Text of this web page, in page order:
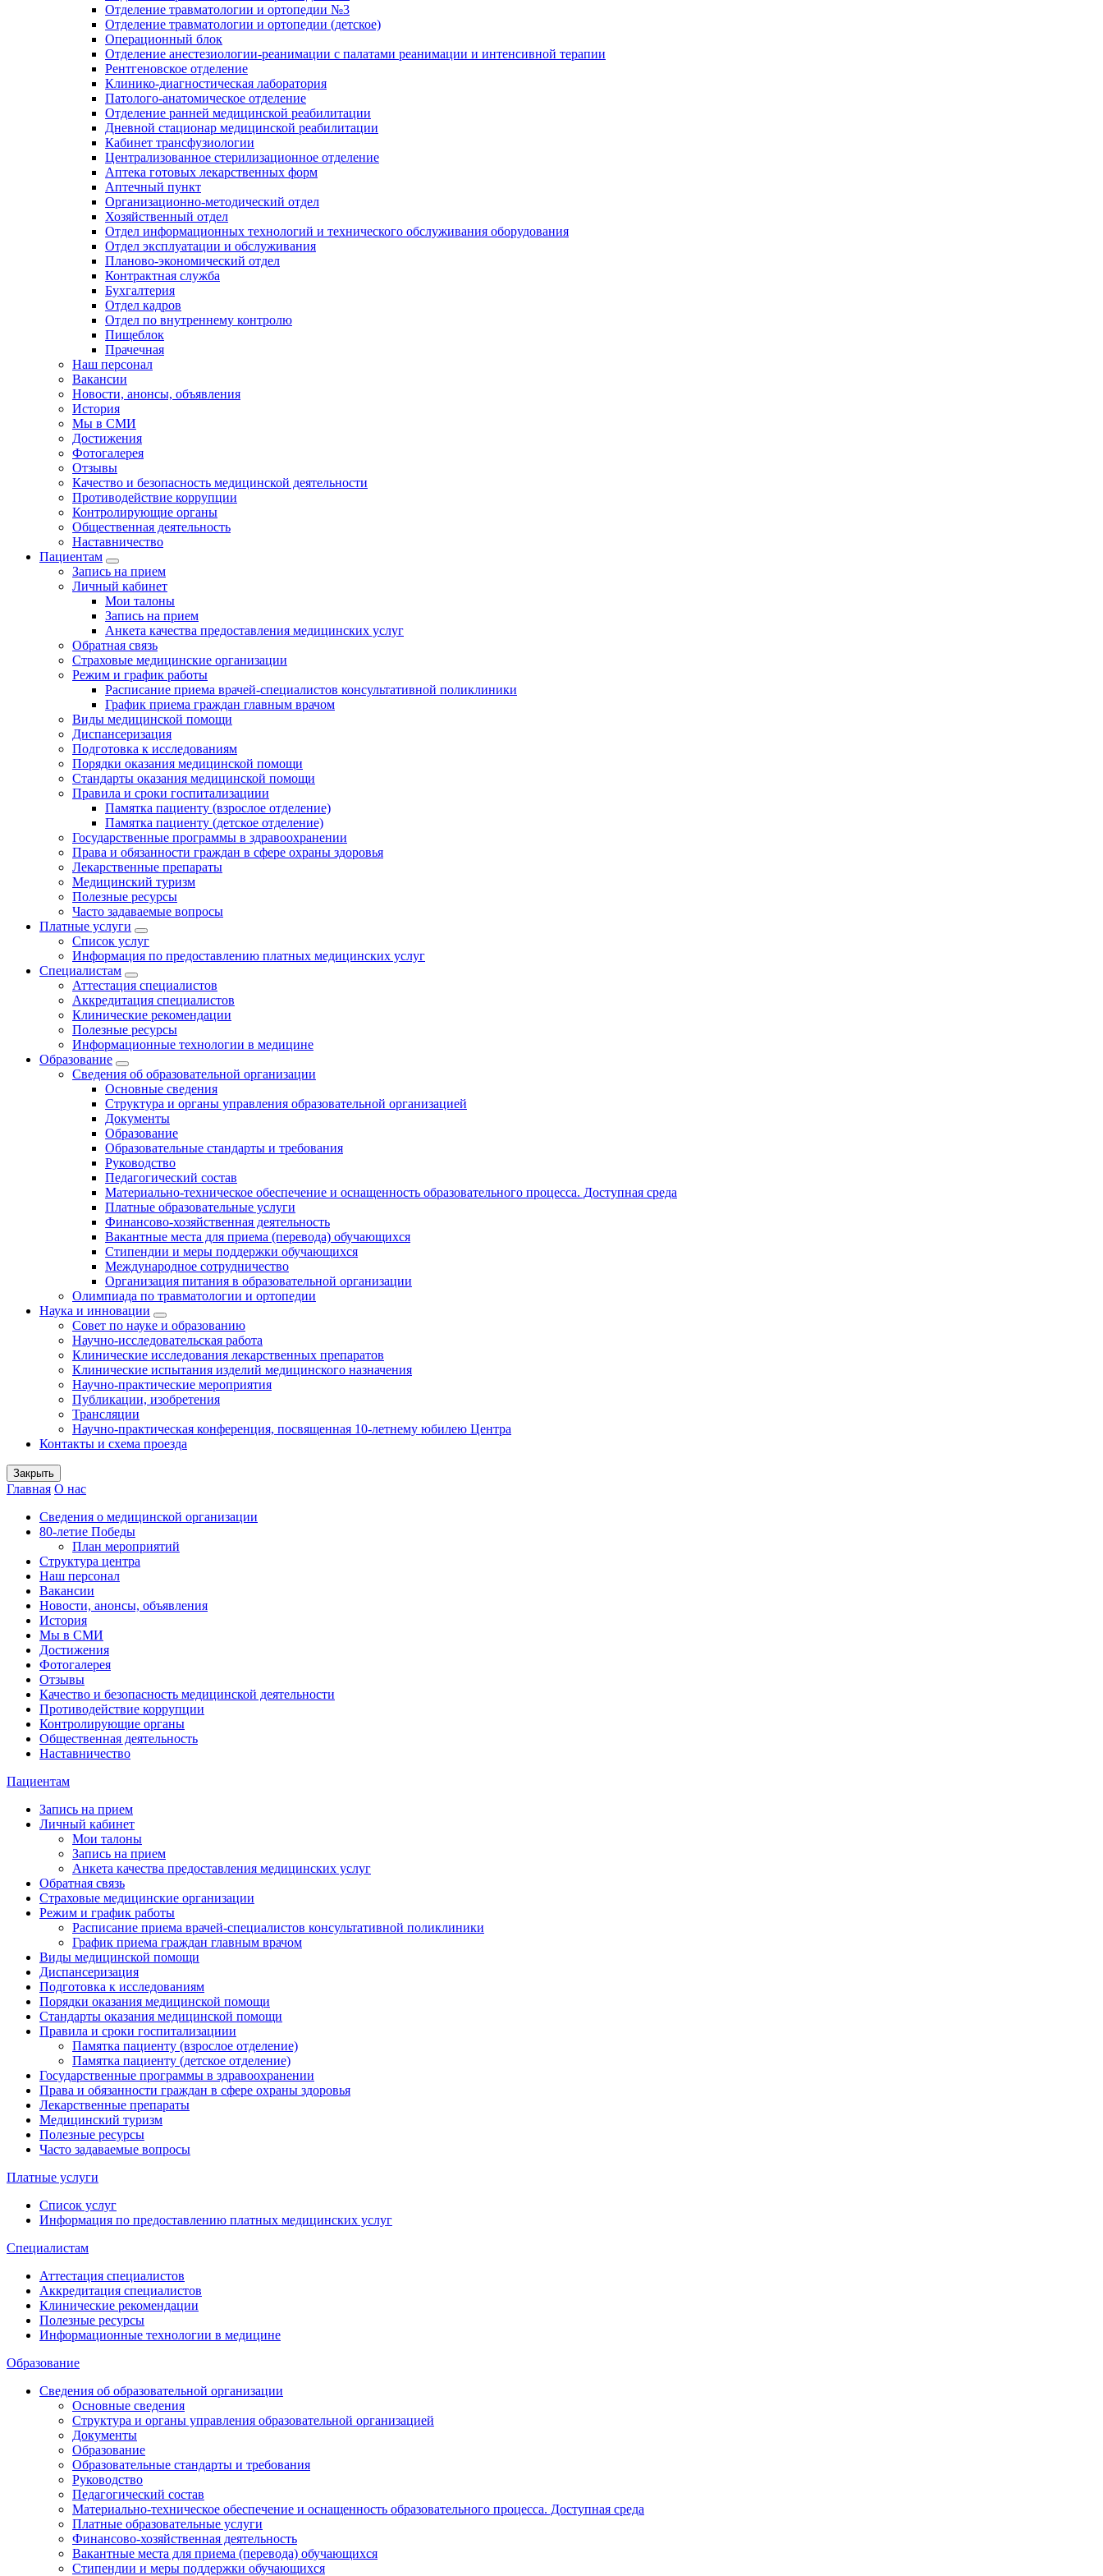
Отделение травматологии и ортопедии №3
Отделение травматологии и ортопедии (детское)
Операционный блок
Отделение анестезиологии-реанимации с палатами реанимации и интенсивной терапии
Рентгеновское отделение
Клинико-диагностическая лаборатория
Патолого-анатомическое отделение
Отделение ранней медицинской реабилитации
Дневной стационар медицинской реабилитации
Кабинет трансфузиологии
Централизованное стерилизационное отделение
Аптека готовых лекарственных форм
Аптечный пункт
Организационно-методический отдел
Хозяйственный отдел
Отдел информационных технологий и технического обслуживания оборудования
Отдел эксплуатации и обслуживания
Планово-экономический отдел
Контрактная служба
Бухгалтерия
Отдел кадров
Отдел по внутреннему контролю
Пищеблок
Прачечная
Наш персонал
Вакансии
Новости, анонсы, объявления
История
Мы в СМИ
Достижения
Фотогалерея
Отзывы
Качество и безопасность медицинской деятельности
Противодействие коррупции
Контролирующие органы
Общественная деятельность
Наставничество
Пациентам
Запись на прием
Личный кабинет
Мои талоны
Запись на прием
Анкета качества предоставления медицинских услуг
Обратная связь
Страховые медицинские организации
Режим и график работы
Расписание приема врачей-специалистов консультативной поликлиники
График приема граждан главным врачом
Виды медицинской помощи
Диспансеризация
Подготовка к исследованиям
Порядки оказания медицинской помощи
Стандарты оказания медицинской помощи
Правила и сроки госпитализациии
Памятка пациенту (взрослое отделение)
Памятка пациенту (детское отделение)
Государственные программы в здравоохранении
Права и обязанности граждан в сфере охраны здоровья
Лекарственные препараты
Медицинский туризм
Полезные ресурсы
Часто задаваемые вопросы
Платные услуги
Список услуг
Информация по предоставлению платных медицинских услуг
Специалистам
Аттестация специалистов
Аккредитация специалистов
Клинические рекомендации
Полезные ресурсы
Информационные технологии в медицине
Образование
Сведения об образовательной организации
Основные сведения
Структура и органы управления образовательной организацией
Документы
Образование
Образовательные стандарты и требования
Руководство
Педагогический состав
Материально-техническое обеспечение и оснащенность образовательного процесса. Доступная среда
Платные образовательные услуги
Финансово-хозяйственная деятельность
Вакантные места для приема (перевода) обучающихся
Стипендии и меры поддержки обучающихся
Международное сотрудничество
Организация питания в образовательной организации
Олимпиада по травматологии и ортопедии
Наука и инновации
Совет по науке и образованию
Научно-исследовательская работа
Клинические исследования лекарственных препаратов
Клинические испытания изделий медицинского назначения
Научно-практические мероприятия
Публикации, изобретения
Трансляции
Научно-практическая конференция, посвященная 10-летнему юбилею Центра
Контакты и схема проезда
Закрыть
Главная О нас
Сведения о медицинской организации
80-летие Победы
План мероприятий
Структура центра
Наш персонал
Вакансии
Новости, анонсы, объявления
История
Мы в СМИ
Достижения
Фотогалерея
Отзывы
Качество и безопасность медицинской деятельности
Противодействие коррупции
Контролирующие органы
Общественная деятельность
Наставничество
Пациентам
Запись на прием
Личный кабинет
Мои талоны
Запись на прием
Анкета качества предоставления медицинских услуг
Обратная связь
Страховые медицинские организации
Режим и график работы
Расписание приема врачей-специалистов консультативной поликлиники
График приема граждан главным врачом
Виды медицинской помощи
Диспансеризация
Подготовка к исследованиям
Порядки оказания медицинской помощи
Стандарты оказания медицинской помощи
Правила и сроки госпитализациии
Памятка пациенту (взрослое отделение)
Памятка пациенту (детское отделение)
Государственные программы в здравоохранении
Права и обязанности граждан в сфере охраны здоровья
Лекарственные препараты
Медицинский туризм
Полезные ресурсы
Часто задаваемые вопросы
Платные услуги
Список услуг
Информация по предоставлению платных медицинских услуг
Специалистам
Аттестация специалистов
Аккредитация специалистов
Клинические рекомендации
Полезные ресурсы
Информационные технологии в медицине
Образование
Сведения об образовательной организации
Основные сведения
Структура и органы управления образовательной организацией
Документы
Образование
Образовательные стандарты и требования
Руководство
Педагогический состав
Материально-техническое обеспечение и оснащенность образовательного процесса. Доступная среда
Платные образовательные услуги
Финансово-хозяйственная деятельность
Вакантные места для приема (перевода) обучающихся
Стипендии и меры поддержки обучающихся